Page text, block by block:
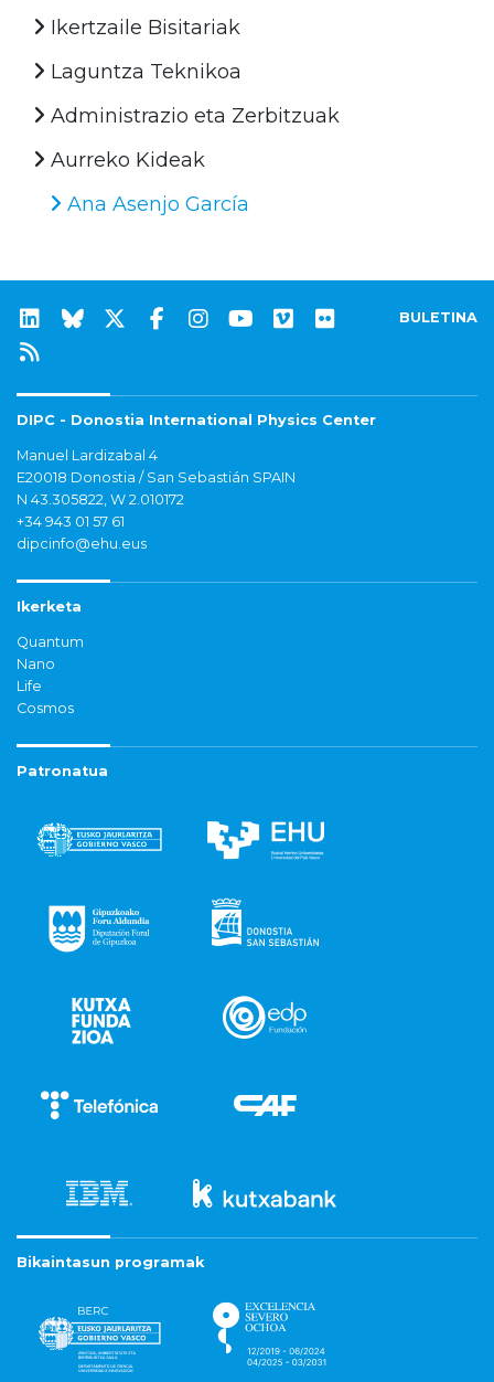
Ikertzaile Bisitariak
Laguntza Teknikoa
Administrazio eta Zerbitzuak
Aurreko Kideak
Ana Asenjo García
BULETINA
DIPC - Donostia International Physics Center
Manuel Lardizabal 4
E20018 Donostia / San Sebastián SPAIN
N 43.305822, W 2.010172
+34 943 01 57 61
dipcinfo@ehu.eus
Ikerketa
Quantum
Nano
Life
Cosmos
Patronatua
Bikaintasun programak